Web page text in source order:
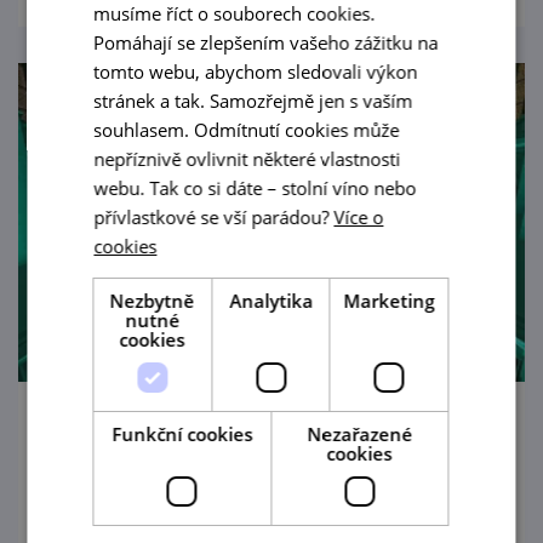
B-Side Band 20 let – Jaromír Hnilička:
Missa Jazz & Pavel Zlámal: Jazzové variace
na svatováclavský chorál
musíme říct o souborech cookies.
Pomáhají se zlepšením vašeho zážitku na
tomto webu, abychom sledovali výkon
stránek a tak. Samozřejmě jen s vaším
souhlasem. Odmítnutí cookies může
nepříznivě ovlivnit některé vlastnosti
webu. Tak co si dáte – stolní víno nebo
přívlastkové se vší parádou?Více o
cookies
Nezbytně
nutné
cookies
Analytika Marketing
Funkční cookies
Nezařazené
cookies